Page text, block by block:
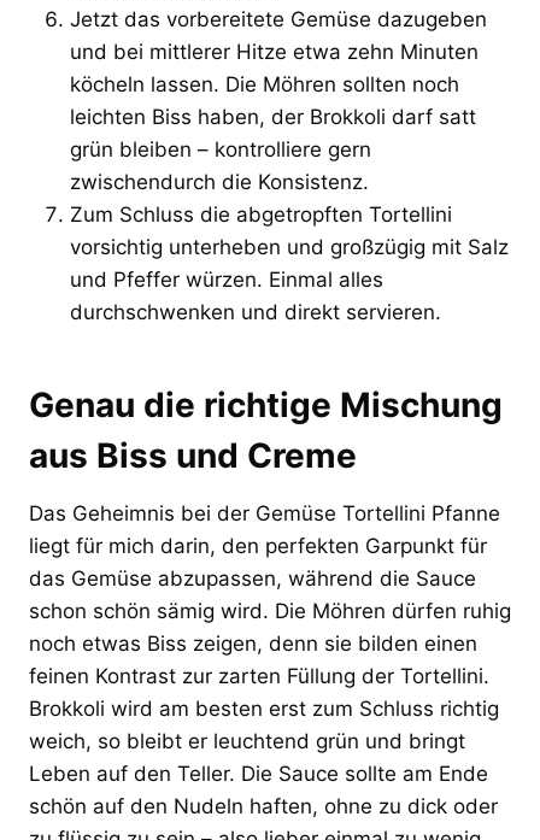
Jetzt das vorbereitete Gemüse dazugeben
und bei mittlerer Hitze etwa zehn Minuten
köcheln lassen. Die Möhren sollten noch
leichten Biss haben, der Brokkoli darf satt
grün bleiben – kontrolliere gern
zwischendurch die Konsistenz.
Zum Schluss die abgetropften Tortellini
vorsichtig unterheben und großzügig mit Salz
und Pfeffer würzen. Einmal alles
durchschwenken und direkt servieren.
Genau die richtige Mischung
aus Biss und Creme
Das Geheimnis bei der Gemüse Tortellini Pfanne
liegt für mich darin, den perfekten Garpunkt für
das Gemüse abzupassen, während die Sauce
schon schön sämig wird. Die Möhren dürfen ruhig
noch etwas Biss zeigen, denn sie bilden einen
feinen Kontrast zur zarten Füllung der Tortellini.
Brokkoli wird am besten erst zum Schluss richtig
weich, so bleibt er leuchtend grün und bringt
Leben auf den Teller. Die Sauce sollte am Ende
schön auf den Nudeln haften, ohne zu dick oder